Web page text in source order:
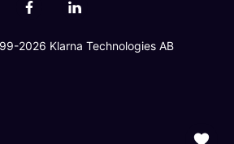
2026 Klarna Technologies AB